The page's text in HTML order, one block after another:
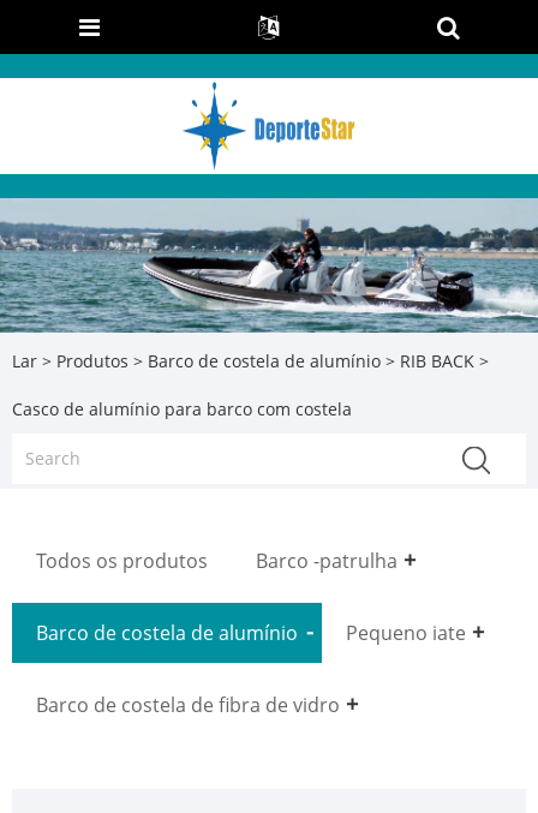
Lar > Produtos > Barco de costela de alumínio > RIB BACK >
Casco de alumínio para barco com costela
Todos os produtos Barco -patrulha
Barco de costela de alumínio Pequeno iate
Barco de costela de fibra de vidro